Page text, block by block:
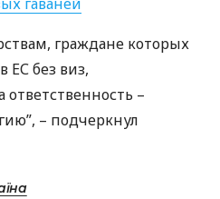
граждане которых
ЕС без виз,
–
– подчеркнул